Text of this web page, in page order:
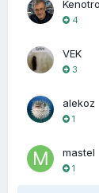
4
VEK
3
alekoz
1
mastel
1